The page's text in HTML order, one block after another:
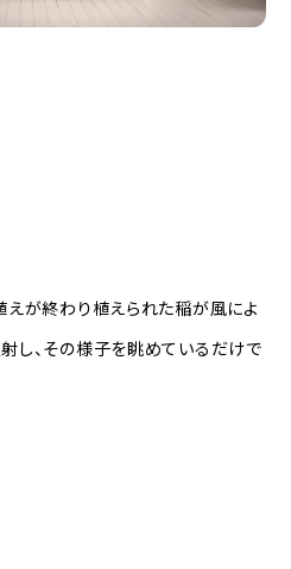
えが終わり植えられた稲が風によ
し、その様子を眺めているだけで